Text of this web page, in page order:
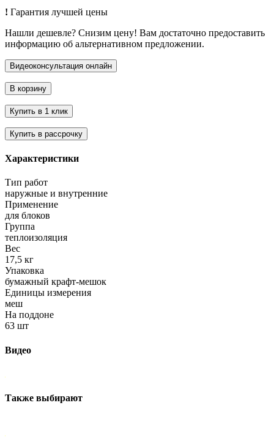
! Гарантия лучшей цены
Нашли дешевле? Снизим цену! Вам достаточно предоставить
информацию об альтернативном предложении.
Характеристики
Тип работ
наружные и внутренние
Применение
для блоков
Группа
теплоизоляция
Вес
17,5 кг
Упаковка
бумажный крафт-мешок
Единицы измерения
меш
На поддоне
63 шт
Видео
Также выбирают